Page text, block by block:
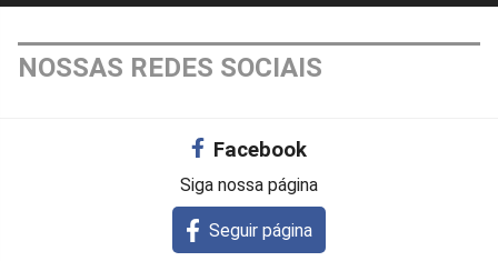
NOSSAS REDES SOCIAIS
Facebook
Siga nossa página
Seguir página